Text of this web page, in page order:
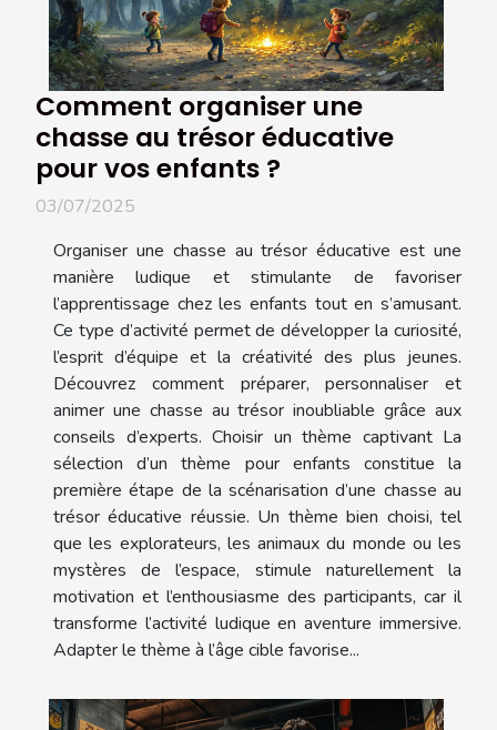
Comment organiser une
chasse au trésor éducative
pour vos enfants ?
03/07/2025
Organiser une chasse au trésor éducative est une
manière ludique et stimulante de favoriser
l’apprentissage chez les enfants tout en s’amusant.
Ce type d’activité permet de développer la curiosité,
l’esprit d’équipe et la créativité des plus jeunes.
Découvrez comment préparer, personnaliser et
animer une chasse au trésor inoubliable grâce aux
conseils d’experts. Choisir un thème captivant La
sélection d’un thème pour enfants constitue la
première étape de la scénarisation d’une chasse au
trésor éducative réussie. Un thème bien choisi, tel
que les explorateurs, les animaux du monde ou les
mystères de l’espace, stimule naturellement la
motivation et l’enthousiasme des participants, car il
transforme l’activité ludique en aventure immersive.
Adapter le thème à l’âge cible favorise...